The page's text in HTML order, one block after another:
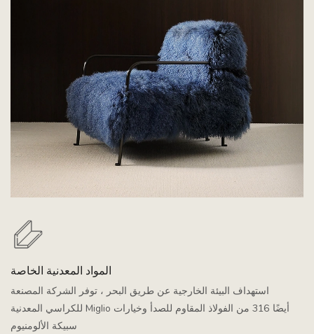
المواد المعدنية الخاصة
استهداف البيئة الخارجية عن طريق البحر ، توفر الشركة المصنعة
للكراسي المعدنية Miglio أيضًا 316 من الفولاذ المقاوم للصدأ وخيارات
سبيكة الألومنيوم